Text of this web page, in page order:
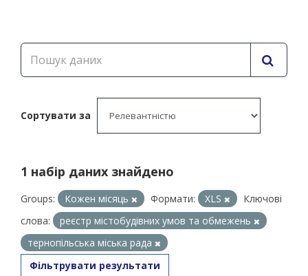
Сортувати за
1 набір даних знайдено
Groups: Кожен місяць Формати: XLS
Ключові
слова:
реєстр містобудівних умов та обмежень
тернопільська міська рада
Фільтрувати результати